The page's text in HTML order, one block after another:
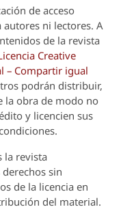
de acceso
ni lectores. A
de la revista
Creative
– Compartir igual
podrán distribuir,
la obra de modo no
y licencien sus
la revista
sin
de la licencia en
del material.